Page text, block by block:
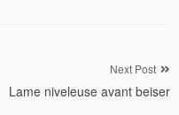
Next Post
Lame niveleuse avant beiser